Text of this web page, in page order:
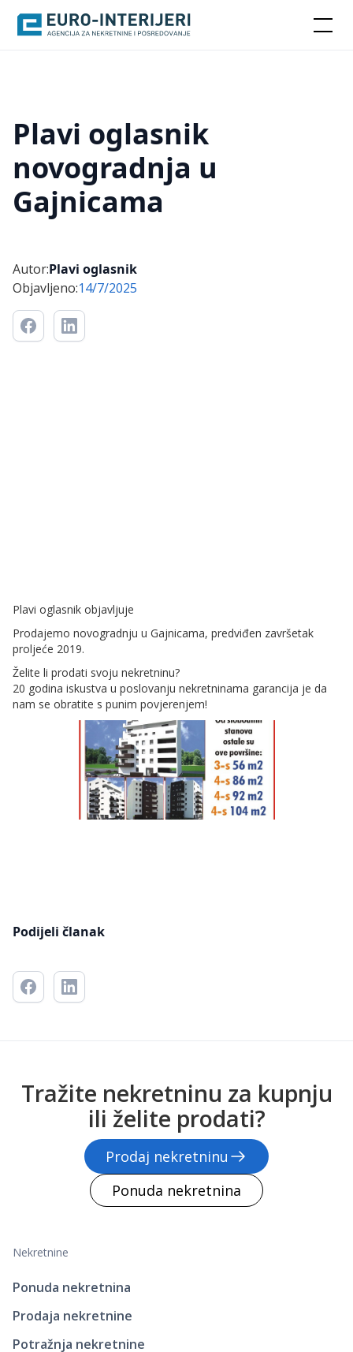
Plavi oglasnik
novogradnja u
Gajnicama
Autor:Plavi oglasnik
Objavljeno:14/7/2025
Plavi oglasnik objavljuje
Prodajemo novogradnju u Gajnicama, predviđen završetak
proljeće 2019.
Želite li prodati svoju nekretninu?
20 godina iskustva u poslovanju nekretninama garancija je da
nam se obratite s punim povjerenjem!
Podijeli članak
Tražite nekretninu za kupnju
ili želite prodati?
Prodaj nekretninu
Ponuda nekretnina
Nekretnine
Ponuda nekretnina
Prodaja nekretnine
Potražnja nekretnine